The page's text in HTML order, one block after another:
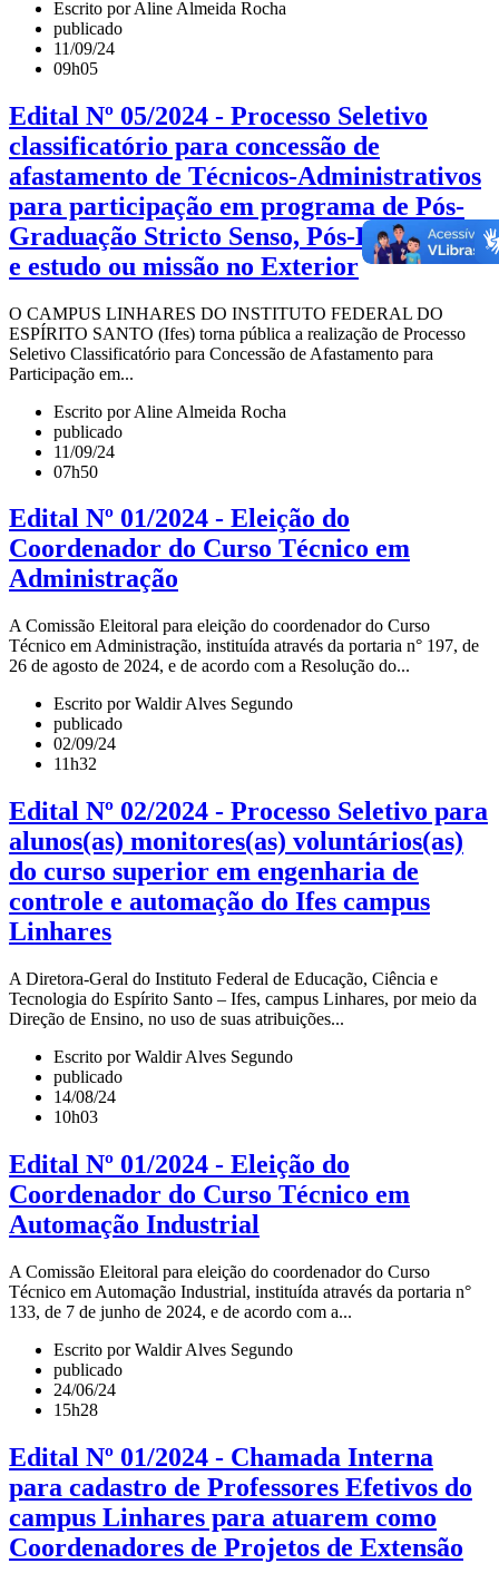
Escrito por Aline Almeida Rocha
publicado
11/09/24
09h05
Edital Nº 05/2024 - Processo Seletivo
classificatório para concessão de
afastamento de Técnicos-Administrativos
para participação em programa de Pós-
Graduação Stricto Senso, Pós-Doutorado
e estudo ou missão no Exterior
O CAMPUS LINHARES DO INSTITUTO FEDERAL DO
ESPÍRITO SANTO (Ifes) torna pública a realização de Processo
Seletivo Classificatório para Concessão de Afastamento para
Participação em...
Escrito por Aline Almeida Rocha
publicado
11/09/24
07h50
Edital Nº 01/2024 - Eleição do
Coordenador do Curso Técnico em
Administração
A Comissão Eleitoral para eleição do coordenador do Curso
Técnico em Administração, instituída através da portaria n° 197, de
26 de agosto de 2024, e de acordo com a Resolução do...
Escrito por Waldir Alves Segundo
publicado
02/09/24
11h32
Edital Nº 02/2024 - Processo Seletivo para
alunos(as) monitores(as) voluntários(as)
do curso superior em engenharia de
controle e automação do Ifes campus
Linhares
A Diretora-Geral do Instituto Federal de Educação, Ciência e
Tecnologia do Espírito Santo – Ifes, campus Linhares, por meio da
Direção de Ensino, no uso de suas atribuições...
Escrito por Waldir Alves Segundo
publicado
14/08/24
10h03
Edital Nº 01/2024 - Eleição do
Coordenador do Curso Técnico em
Automação Industrial
A Comissão Eleitoral para eleição do coordenador do Curso
Técnico em Automação Industrial, instituída através da portaria n°
133, de 7 de junho de 2024, e de acordo com a...
Escrito por Waldir Alves Segundo
publicado
24/06/24
15h28
Edital Nº 01/2024 - Chamada Interna
para cadastro de Professores Efetivos do
campus Linhares para atuarem como
Coordenadores de Projetos de Extensão